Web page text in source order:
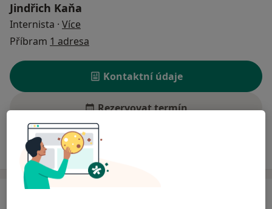
Jindřich Kaňa
Internista · Více
Příbram 1 adresa
Kontaktní údaje
Rezervovat termín
Ceník